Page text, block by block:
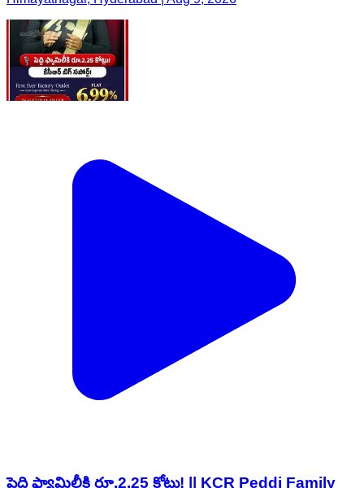
పెద్ది ఫ్యామిలీకి రూ.2.25 కోట్లు! || KCR Peddi Family